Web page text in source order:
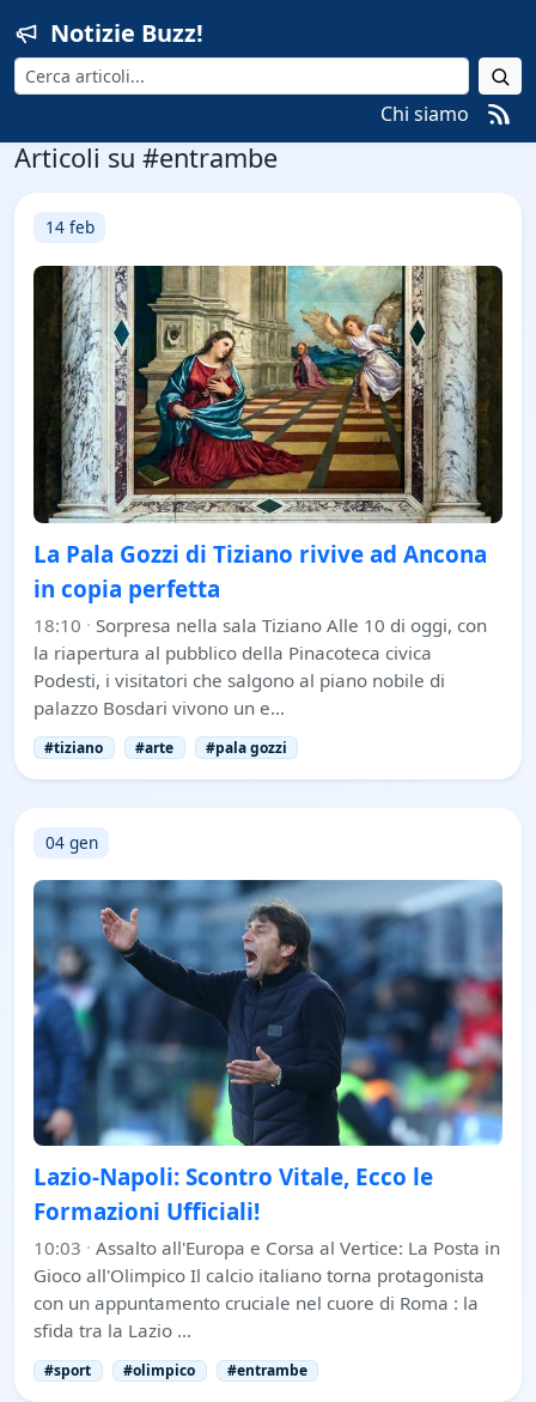
Notizie Buzz!
Cerca
Chi siamo
Articoli su #entrambe
14 feb
La Pala Gozzi di Tiziano rivive ad Ancona
in copia perfetta
18:10 · Sorpresa nella sala Tiziano Alle 10 di oggi, con
la riapertura al pubblico della Pinacoteca civica
Podesti, i visitatori che salgono al piano nobile di
palazzo Bosdari vivono un e…
#tiziano #arte #pala gozzi
04 gen
Lazio-Napoli: Scontro Vitale, Ecco le
Formazioni Ufficiali!
10:03 · Assalto all'Europa e Corsa al Vertice: La Posta in
Gioco all'Olimpico Il calcio italiano torna protagonista
con un appuntamento cruciale nel cuore di Roma : la
sfida tra la Lazio …
#sport #olimpico #entrambe